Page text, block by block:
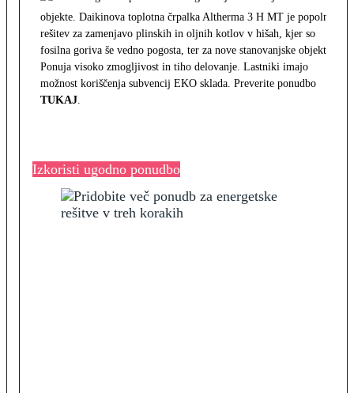
objekte. Daikinova toplotna črpalka Altherma 3 H MT je popolna
rešitev za zamenjavo plinskih in oljnih kotlov v hišah, kjer so
fosilna goriva še vedno pogosta, ter za nove stanovanjske objekte.
Ponuja visoko zmogljivost in tiho delovanje. Lastniki imajo
možnost koriščenja subvencij EKO sklada. Preverite ponudbo
TUKAJ
Izkoristi ugodno ponudbo